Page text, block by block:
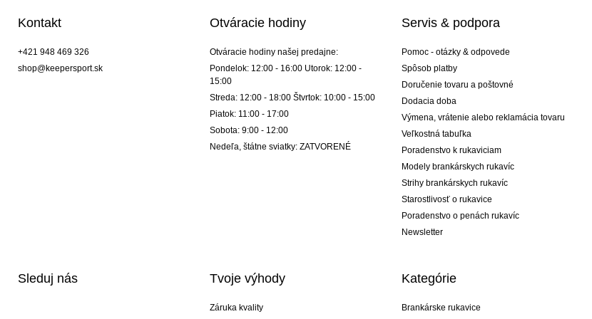
Kontakt
+421 948 469 326
shop@keepersport.sk
Otváracie hodiny
Otváracie hodiny našej predajne:
Pondelok: 12:00 - 16:00 Utorok: 12:00 -
15:00
Streda: 12:00 - 18:00 Štvrtok: 10:00 - 15:00
Piatok: 11:00 - 17:00
Sobota: 9:00 - 12:00
Nedeľa, štátne sviatky: ZATVORENÉ
Servis & podpora
Pomoc - otázky & odpovede
Spôsob platby
Doručenie tovaru a poštovné
Dodacia doba
Výmena, vrátenie alebo reklamácia tovaru
Veľkostná tabuľka
Poradenstvo k rukaviciam
Modely brankárskych rukavíc
Strihy brankárskych rukavíc
Starostlivosť o rukavice
Poradenstvo o penách rukavíc
Newsletter
Sleduj nás Tvoje výhody
Záruka kvality
Kategórie
Brankárske rukavice